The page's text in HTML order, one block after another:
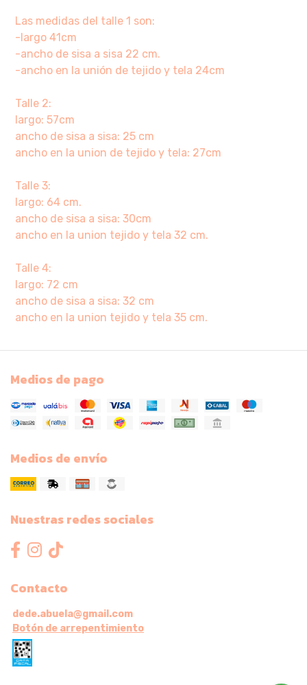
Las medidas del talle 1 son:
-largo 41cm
-ancho de sisa a sisa 22 cm.
-ancho en la unión de tejido y tela 24cm
Talle 2:
largo: 57cm
ancho de sisa a sisa: 25 cm
ancho en la union de tejido y tela: 27cm
Talle 3:
largo: 64 cm.
ancho de sisa a sisa: 30cm
ancho en la union tejido y tela 32 cm.
Talle 4:
largo: 72 cm
ancho de sisa a sisa: 32 cm
ancho en la union tejido y tela 35 cm.
Medios de pago
Medios de envío
Nuestras redes sociales
Contacto
dede.abuela@gmail.com
Botón de arrepentimiento